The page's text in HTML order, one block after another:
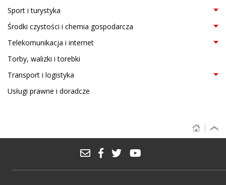
Sport i turystyka
Środki czystości i chemia gospodarcza
Telekomunikacja i internet
Torby, walizki i torebki
Transport i logistyka
Usługi prawne i doradcze